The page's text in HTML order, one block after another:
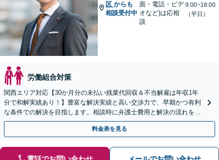
区 からも
相談受付中
面・電話・ビデ
オなど)は応相
談
9:00~18:00
（平日）
労働組合対策
関西エリア対応【30か月分の未払い残業代回収＆不当解雇は年収1年
分で和解実績あり！】豊富な解決実績と高い交渉力で、早期かつ有利
な条件での解決を目指します。相談時に弁護士費用と解決の流れを丁
寧に説明いたしますので、安心してお問い合わせ下さい。
料金表を見る